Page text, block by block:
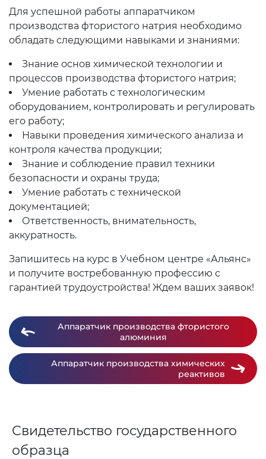
Для успешной работы аппаратчиком
производства фтористого натрия необходимо
обладать следующими навыками и знаниями:
Знание основ химической технологии и
процессов производства фтористого натрия;
Умение работать с технологическим
оборудованием, контролировать и регулировать
его работу;
Навыки проведения химического анализа и
контроля качества продукции;
Знание и соблюдение правил техники
безопасности и охраны труда;
Умение работать с технической
документацией;
Ответственность, внимательность,
аккуратность.
Запишитесь на курс в Учебном центре «Альянс»
и получите востребованную профессию с
гарантией трудоустройства! Ждем ваших заявок!
Аппаратчик производства фтористого
алюминия
Аппаратчик производства химических
реактивов
Свидетельство государственного
образца